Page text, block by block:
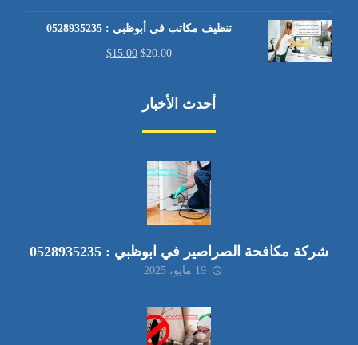
تنظيف مكاتب في أبوظبي : 0528935235
$20.00
$15.00
أحدث الأخبار
شركة مكافحة الصراصير في ابوظبي : 0528935235
19 مايو، 2025